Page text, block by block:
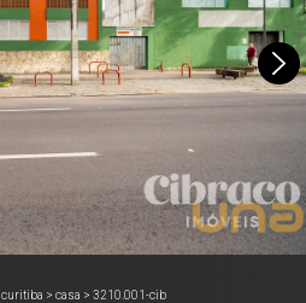
curitiba > casa > 3210.001-cib